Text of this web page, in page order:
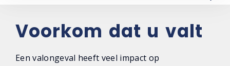
Over ons
Voorkom dat u valt
Een valongeval heeft veel impact op